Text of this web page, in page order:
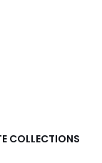
COLLECTIONS